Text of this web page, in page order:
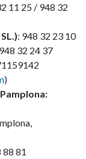
11 25 / 948 32
: 948 32 23 10
32 24 37
)
88 81